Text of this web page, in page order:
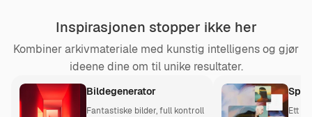
Inspirasjonen stopper ikke her
Kombiner arkivmateriale med kunstig intelligens og gjør
ideene dine om til unike resultater.
Bildegenerator
Fantastiske bilder, full kontroll
Ett